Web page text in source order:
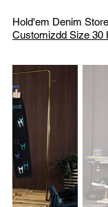
Hold'em Denim Store
Customizdd Size 30